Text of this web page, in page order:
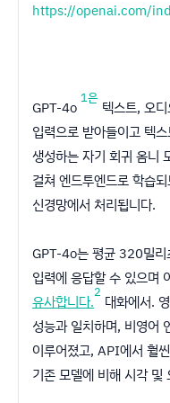
https://openai.com/
GPT-4o
1은
텍스트, 오
입력으로 받아들이고 텍
생성하는 자기 회귀 옴니
걸쳐 엔드투엔드로 학습
신경망에서 처리됩니다.
GPT-4o는 평균 320밀
입력에 응답할 수 있으며
유사합니다.
2
대화에서.
성능과 일치하며, 비영어
이루어졌고, API에서 훨
기존 모델에 비해 시각 및